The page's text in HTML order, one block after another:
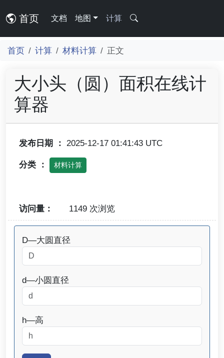
首页 文档 地图 计算
首页 计算 材料计算 正文
大小头（圆）面积在线计
算器
发布日期 ： 2025-12-17 01:41:43 UTC
分类 ： 材料计算
访问量： 1149 次浏览
D—大圆直径
d—小圆直径
h—高